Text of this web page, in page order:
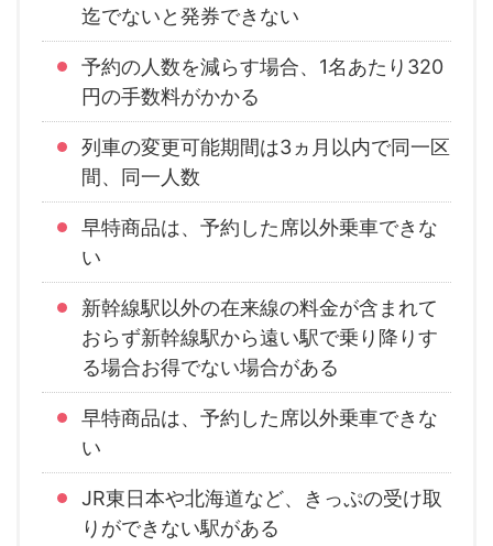
迄でないと発券できない
予約の人数を減らす場合、1名あたり320
円の手数料がかかる
列車の変更可能期間は3ヵ月以内で同一区
間、同一人数
早特商品は、予約した席以外乗車できな
い
新幹線駅以外の在来線の料金が含まれて
おらず新幹線駅から遠い駅で乗り降りす
る場合お得でない場合がある
早特商品は、予約した席以外乗車できな
い
JR東日本や北海道など、きっぷの受け取
りができない駅がある